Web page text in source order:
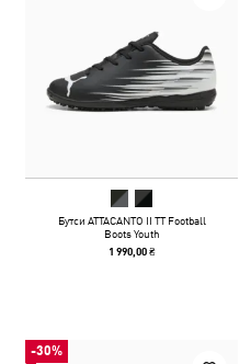
Бутси ATTACANTO II TT Football
Boots Youth
1 990,00 ₴
-30%